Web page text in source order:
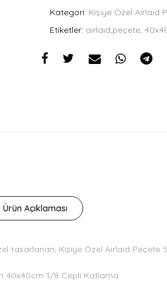
Kategori: Kişiye Özel Airlaid
Etiketler: airlaid,peçete,
Ürün Açıklaması
tasarlanan, Kişiye Özel Airlaid Peçete
40x40cm 1/8 Cepli Katlama